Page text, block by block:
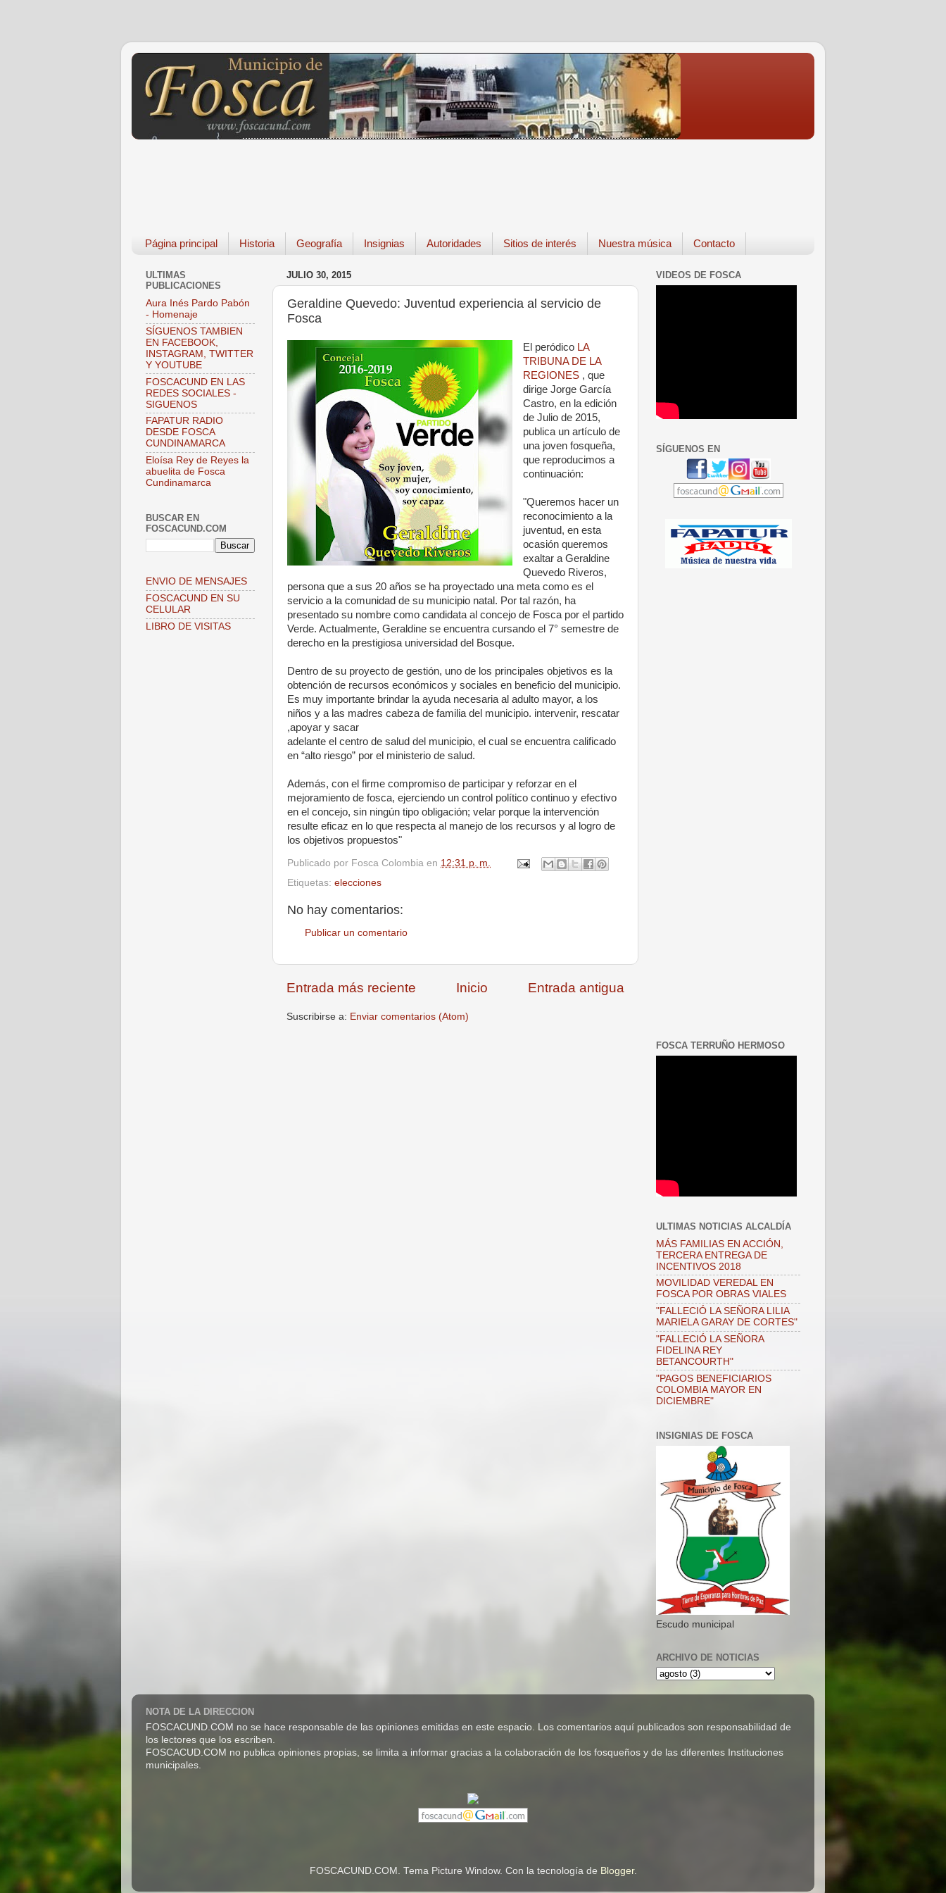
Página principal Historia Geografía Insignias Autoridades Sitios de interés Nuestra música Contacto
JULIO 30, 2015
Geraldine Quevedo: Juventud experiencia al servicio de
Fosca
El peródico LA
TRIBUNA DE LA
REGIONES , que
dirige Jorge García
Castro, en la edición
de Julio de 2015,
publica un artículo de
una joven fosqueña,
que reproducimos a
continuación:
"Queremos hacer un
reconocimiento a la
juventud, en esta
ocasión queremos
exaltar a Geraldine
Quevedo Riveros,
persona que a sus 20 años se ha proyectado una meta como es el
servicio a la comunidad de su municipio natal. Por tal razón, ha
presentado su nombre como candidata al concejo de Fosca por el partido
Verde. Actualmente, Geraldine se encuentra cursando el 7° semestre de
derecho en la prestigiosa universidad del Bosque.
Dentro de su proyecto de gestión, uno de los principales objetivos es la
obtención de recursos económicos y sociales en beneficio del municipio.
Es muy importante brindar la ayuda necesaria al adulto mayor, a los
niños y a las madres cabeza de familia del municipio. intervenir, rescatar
,apoyar y sacar
adelante el centro de salud del municipio, el cual se encuentra calificado
en “alto riesgo” por el ministerio de salud.
Además, con el firme compromiso de participar y reforzar en el
mejoramiento de fosca, ejerciendo un control político continuo y efectivo
en el concejo, sin ningún tipo obligación; velar porque la intervención
resulte eficaz en lo que respecta al manejo de los recursos y al logro de
los objetivos propuestos"
Publicado por Fosca Colombia en 12:31 p. m.
Etiquetas: elecciones
No hay comentarios:
Publicar un comentario
Entrada más reciente Entrada antigua
Inicio
Suscribirse a: Enviar comentarios (Atom)
ULTIMAS
PUBLICACIONES
Aura Inés Pardo Pabón
- Homenaje
SÍGUENOS TAMBIEN
EN FACEBOOK,
INSTAGRAM, TWITTER
Y YOUTUBE
FOSCACUND EN LAS
REDES SOCIALES -
SIGUENOS
FAPATUR RADIO
DESDE FOSCA
CUNDINAMARCA
Eloísa Rey de Reyes la
abuelita de Fosca
Cundinamarca
BUSCAR EN
FOSCACUND.COM
ENVIO DE MENSAJES
FOSCACUND EN SU
CELULAR
LIBRO DE VISITAS
VIDEOS DE FOSCA
SÍGUENOS EN
FOSCA TERRUÑO HERMOSO
ULTIMAS NOTICIAS ALCALDÍA
MÁS FAMILIAS EN ACCIÓN,
TERCERA ENTREGA DE
INCENTIVOS 2018
MOVILIDAD VEREDAL EN
FOSCA POR OBRAS VIALES
"FALLECIÓ LA SEÑORA LILIA
MARIELA GARAY DE CORTES"
"FALLECIÓ LA SEÑORA
FIDELINA REY
BETANCOURTH"
"PAGOS BENEFICIARIOS
COLOMBIA MAYOR EN
DICIEMBRE"
INSIGNIAS DE FOSCA
Escudo municipal
ARCHIVO DE NOTICIAS
NOTA DE LA DIRECCION
FOSCACUND.COM no se hace responsable de las opiniones emitidas en este espacio. Los comentarios aquí publicados son responsabilidad de
los lectores que los escriben.
FOSCACUD.COM no publica opiniones propias, se limita a informar gracias a la colaboración de los fosqueños y de las diferentes Instituciones
municipales.
FOSCACUND.COM. Tema Picture Window. Con la tecnología de Blogger.